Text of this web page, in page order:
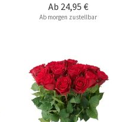
Ab 24,95 €
Ab morgen zustellbar